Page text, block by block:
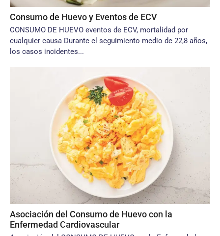
Consumo de Huevo y Eventos de ECV
CONSUMO DE HUEVO eventos de ECV, mortalidad por
cualquier causa Durante el seguimiento medio de 22,8 años,
los casos incidentes...
Asociación del Consumo de Huevo con la
Enfermedad Cardiovascular